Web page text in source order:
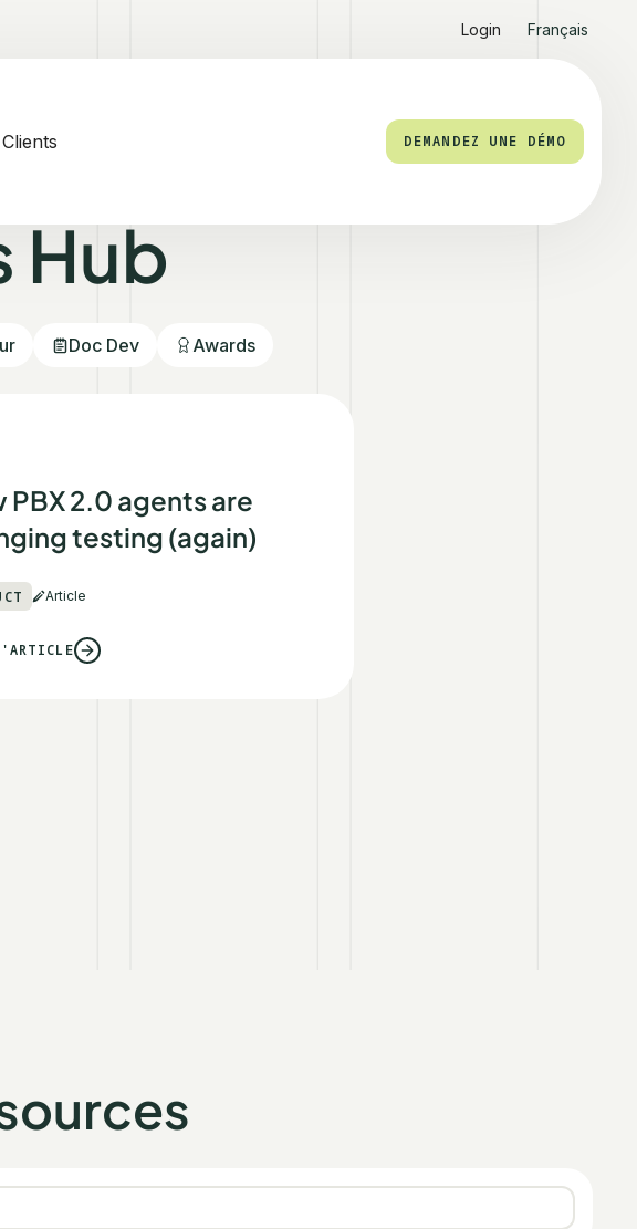
Login Français
Clients DEMANDEZ UNE DÉMO
Hub
Doc Dev Awards
PBX 2.0 agents are
testing (again)
Article